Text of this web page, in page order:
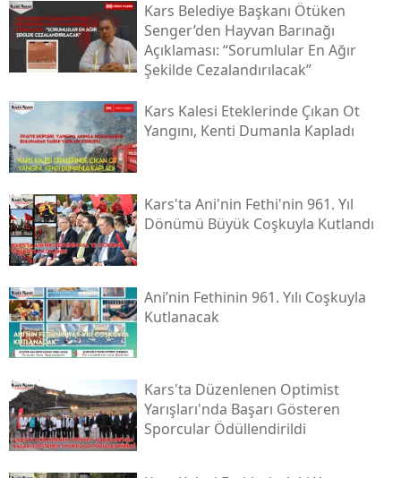
Konya
Kütahya
Malatya
Manisa
Mardin
Muş
Ordu
Rize
Kars Belediye Başkanı Ötüken
Senger’den Hayvan Barınağı
Açıklaması: “sorumlular En Ağır
Şekilde Cezalandırılacak”
Kars Kalesi Eteklerinde Çıkan Ot
Yangını, Kenti Dumanla Kapladı
Kars'ta Ani'nin Fethi'nin 961. Yıl
Dönümü Büyük Coşkuyla Kutlandı
Ani’nin Fethinin 961. Yılı Coşkuyla
Kutlanacak
Kars'ta Düzenlenen Optimist
Yarışları'nda Başarı Gösteren
Sporcular Ödüllendirildi